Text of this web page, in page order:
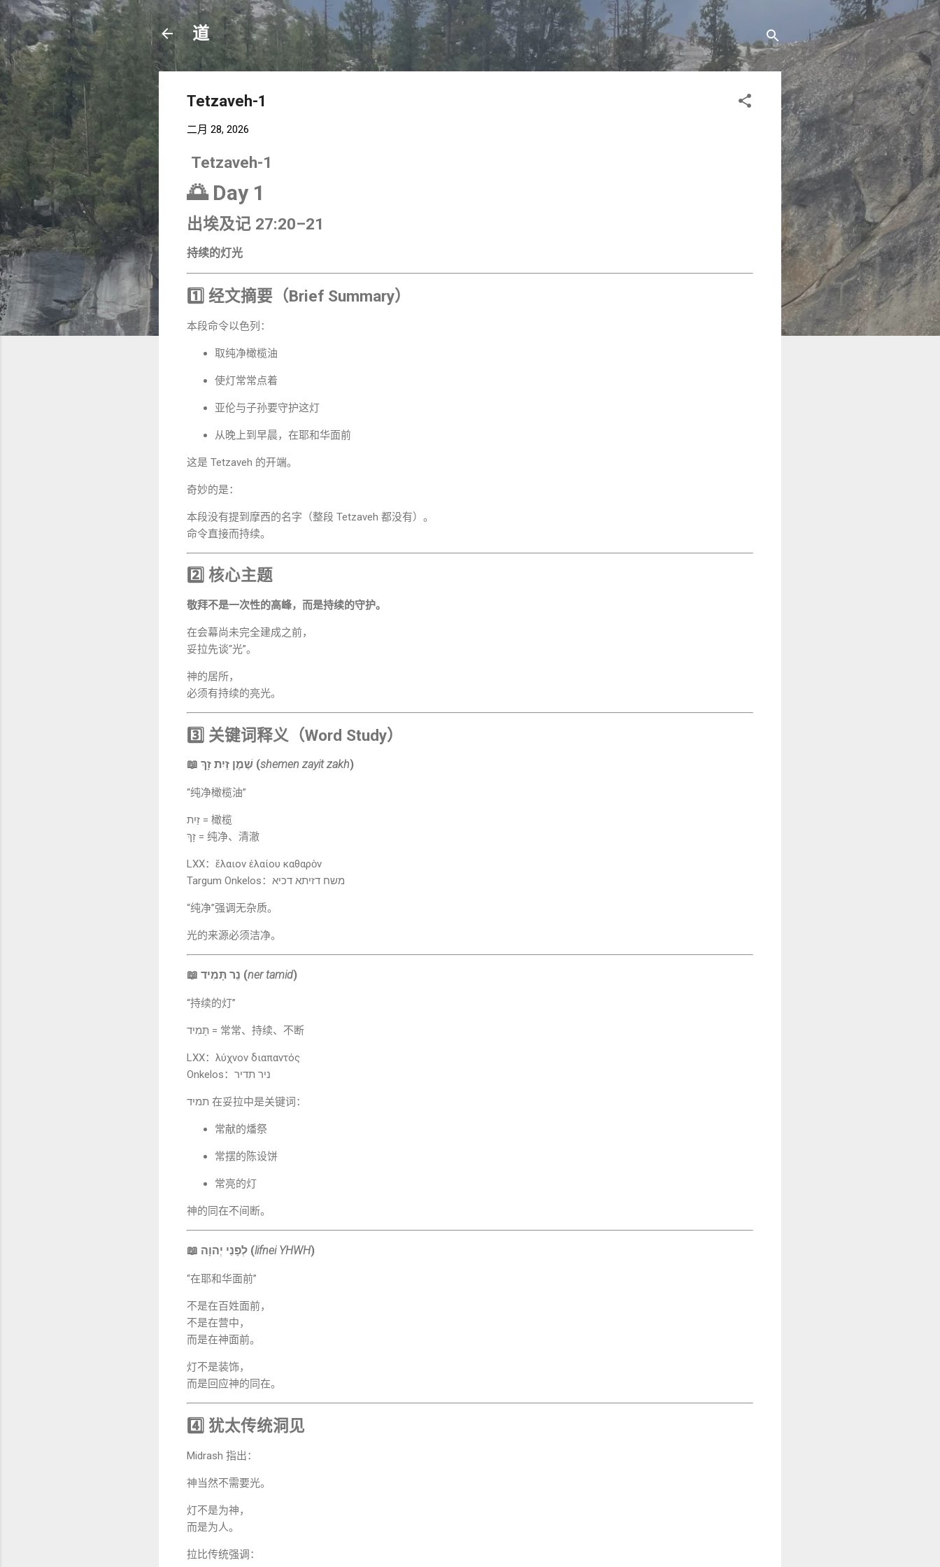
跳至主要内容
道
Tetzaveh-1
二月 28, 2026
Tetzaveh-1
🌅 Day 1
出埃及记 27:20–21
持续的灯光
1️⃣ 经文摘要（Brief Summary）
本段命令以色列：
取纯净橄榄油
使灯常常点着
亚伦与子孙要守护这灯
从晚上到早晨，在耶和华面前
这是 Tetzaveh 的开端。
奇妙的是：
本段没有提到摩西的名字（整段 Tetzaveh 都没有）。
命令直接而持续。
2️⃣ 核心主题
敬拜不是一次性的高峰，而是持续的守护。
在会幕尚未完全建成之前，
妥拉先谈“光”。
神的居所，
必须有持续的亮光。
3️⃣ 关键词释义（Word Study）
📖 שֶׁמֶן זַיִת זָךְ (shemen zayit zakh)
“纯净橄榄油”
זַיִת = 橄榄
זָךְ = 纯净、清澈
LXX：ἔλαιον ἐλαίου καθαρὸν
Targum Onkelos：משח דזיתא דכיא
“纯净”强调无杂质。
光的来源必须洁净。
📖 נֵר תָּמִיד (ner tamid)
“持续的灯”
תָּמִיד = 常常、持续、不断
LXX：λύχνον διαπαντός
Onkelos：ניר תדיר
תמיד 在妥拉中是关键词：
常献的燔祭
常摆的陈设饼
常亮的灯
神的同在不间断。
📖 לְפָנֵי יְהוָה (lifnei YHWH)
“在耶和华面前”
不是在百姓面前，
不是在营中，
而是在神面前。
灯不是装饰，
而是回应神的同在。
4️⃣ 犹太传统洞见
Midrash 指出：
神当然不需要光。
灯不是为神，
而是为人。
拉比传统强调：